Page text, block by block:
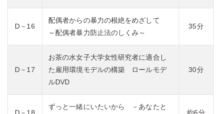
D－16
配偶者からの暴力の根絶をめざして
～配偶者暴力防止法のしくみ～
35分
D－17
お茶の水女子大学女性研究者に適合し
た雇用環境モデルの構築 ロールモデ
ルDVD
30分
ずっと一緒にいたいから －あなたと